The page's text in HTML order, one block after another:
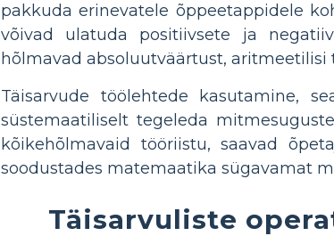
pakkuda erinevatele õppeetappidele
võivad ulatuda positiivsete ja
hõlmavad absoluutväärtust, aritmeetilisi
Täisarvude töölehtede kasutamine,
süstemaatiliselt tegeleda
kõikehõlmavaid tööriistu, saavad
soodustades matemaatika sügavamat
Täisarvuliste